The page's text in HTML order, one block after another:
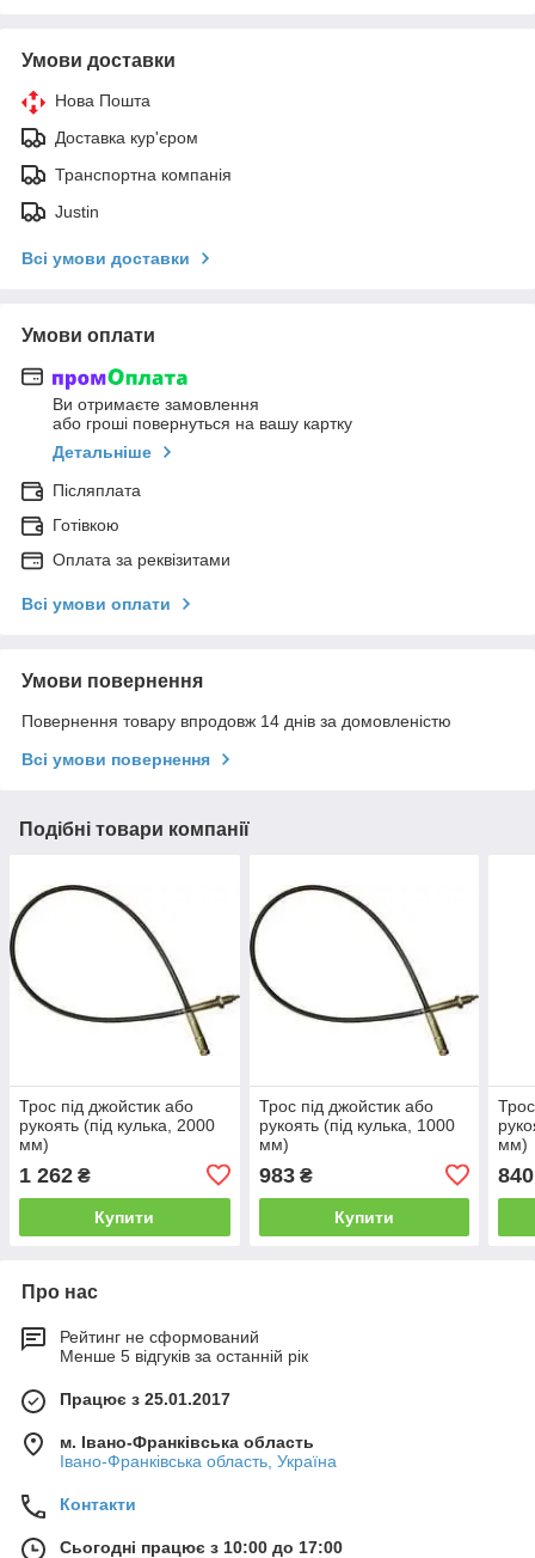
Умови доставки
Нова Пошта
Доставка кур'єром
Транспортна компанія
Justin
Всі умови доставки
Умови оплати
Ви отримаєте замовлення
або гроші повернуться на вашу картку
Детальніше
Післяплата
Готівкою
Оплата за реквізитами
Всі умови оплати
Умови повернення
Повернення товару впродовж 14 днів за домовленістю
Всі умови повернення
Подібні товари компанії
Трос під джойстик або
рукоять (під кулька, 2000
мм)
1 262 ₴
Купити
Трос під джойстик або
рукоять (під кулька, 1000
мм)
983₴
Купити
мм)
840
Про нас
Рейтинг не сформований
Менше 5 відгуків за останній рік
Працює з 25.01.2017
м. Івано-Франківська область
Івано-Франківська область, Україна
Контакти
Сьогодні працює з 10:00 до 17:00